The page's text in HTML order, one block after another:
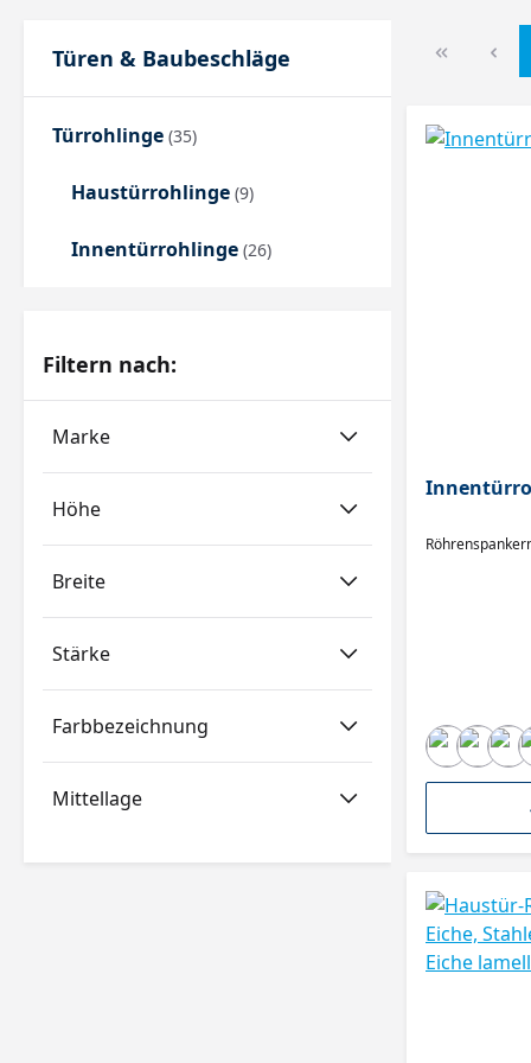
Türen & Baubeschläge
Türrohlinge (35)
Haustürrohlinge (9)
Innentürrohlinge (26)
Filtern nach:
Marke
Höhe
Breite
Stärke
Farbbezeichnung
Mittellage